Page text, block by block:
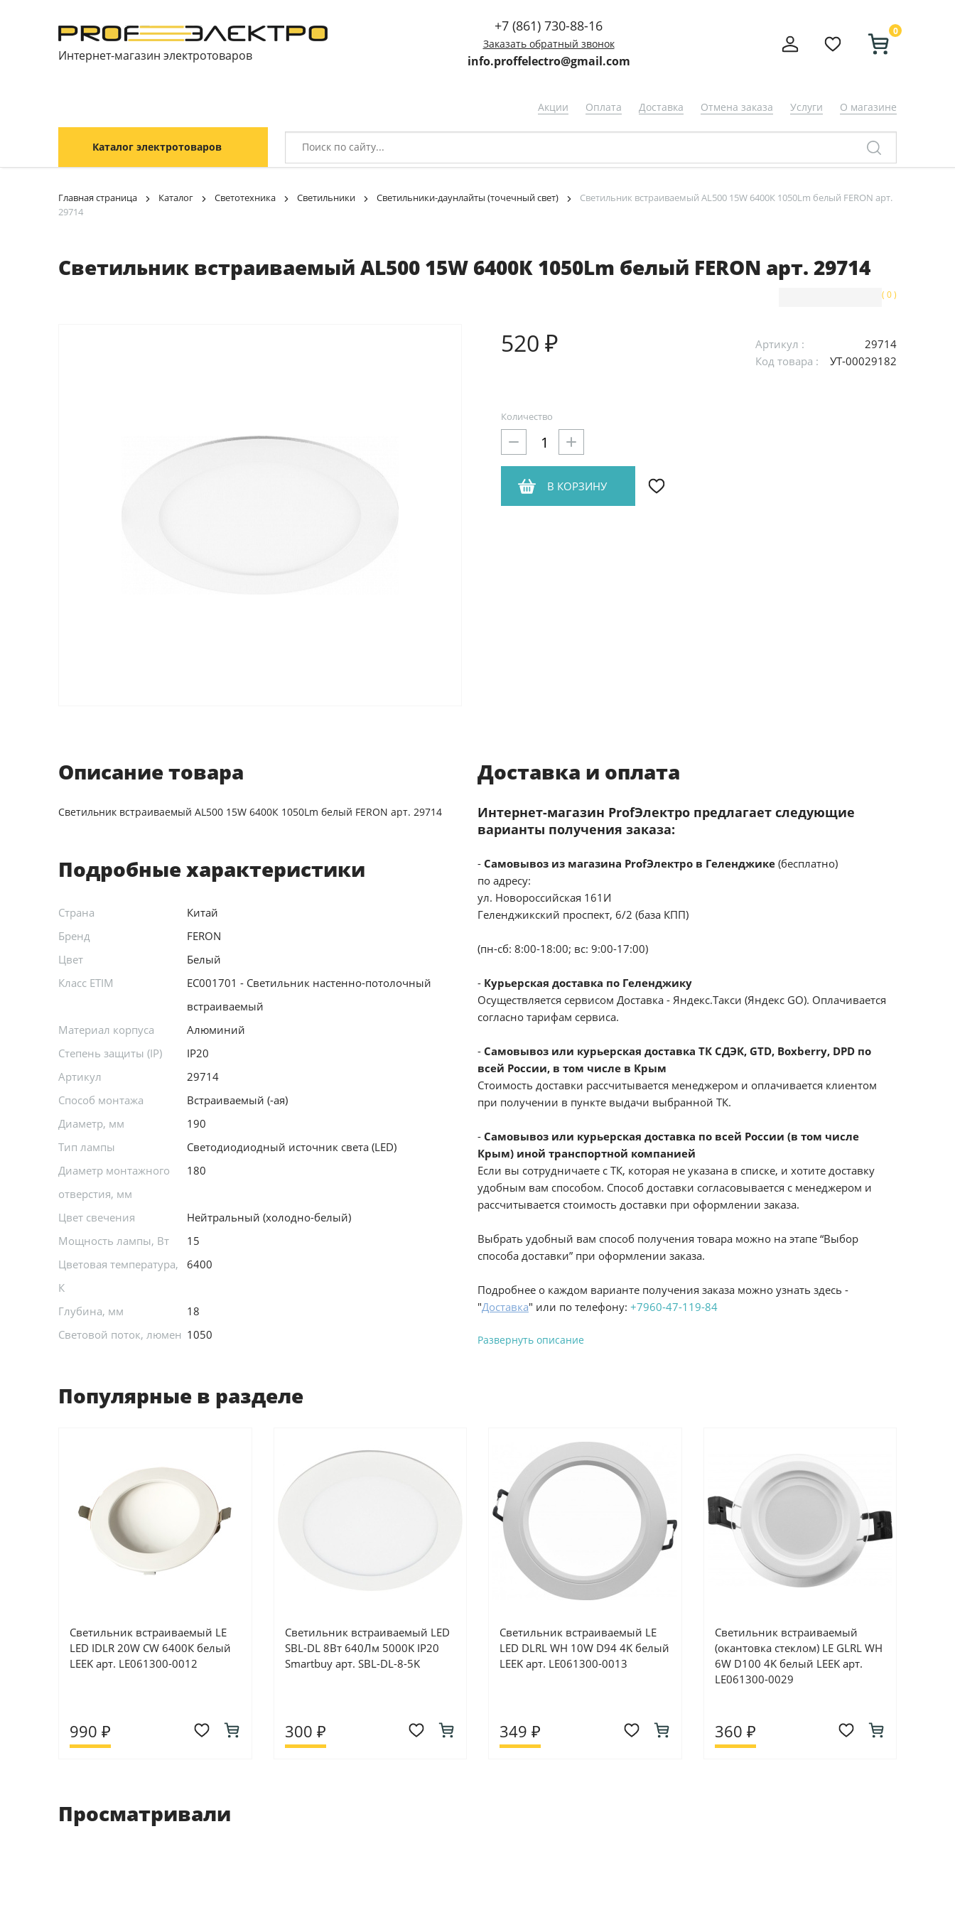
Интернет-магазин электротоваров
+7 (861) 730-88-16
Заказать обратный звонок
info.proffelectro@gmail.com
0
Акции Оплата Доставка Отмена заказа Услуги О магазине
Каталог электротоваров
Главная страница Каталог Светотехника Светильники Светильники-даунлайты (точечный свет)
Светильник встраиваемый AL500 15W 6400К 1050Lm белый FERON арт.
29714
Светильник встраиваемый AL500 15W 6400К 1050Lm белый FERON арт. 29714
( 0 )
520 ₽ Артикул :
29714
Код товара :
УТ-00029182
Количество
В КОРЗИНУ
Описание товара
Светильник встраиваемый AL500 15W 6400К 1050Lm белый FERON арт. 29714
Подробные характеристики
Страна
Китай
Бренд
FERON
Цвет
Белый
Класс ETIM
EC001701 - Светильник настенно-потолочный
встраиваемый
Материал корпуса
Алюминий
Степень защиты (IP)
IP20
Артикул
29714
Способ монтажа
Встраиваемый (-ая)
Диаметр, мм
190
Тип лампы
Светодиодиодный источник света (LED)
Диаметр монтажного
отверстия, мм
180
Цвет свечения
Нейтральный (холодно-белый)
Мощность лампы, Вт
15
Цветовая температура,
К
6400
Глубина, мм
18
Световой поток, люмен 1050
Доставка и оплата
Интернет-магазин ProfЭлектро предлагает следующие
варианты получения заказа:
- Самовывоз из магазина ProfЭлектро в Геленджике (бесплатно)
по адресу:
ул. Новороссийская 161И
Геленджикский проспект, 6/2 (база КПП)
(пн-сб: 8:00-18:00; вс: 9:00-17:00)
- Курьерская доставка по Геленджику
Осуществляется сервисом Доставка - Яндекс.Такси (Яндекс GO). Оплачивается
согласно тарифам сервиса.
- Самовывоз или курьерская доставка ТК СДЭК, GTD, Boxberry, DPD по
всей России, в том числе в Крым
Стоимость доставки рассчитывается менеджером и оплачивается клиентом
при получении в пункте выдачи выбранной ТК.
- Самовывоз или курьерская доставка по всей России (в том числе
Крым) иной транспортной компанией
Если вы сотрудничаете с ТК, которая не указана в списке, и хотите доставку
удобным вам способом. Способ доставки согласовывается с менеджером и
рассчитывается стоимость доставки при оформлении заказа.
Выбрать удобный вам способ получения товара можно на этапе “Выбор
способа доставки” при оформлении заказа.
Подробнее о каждом варианте получения заказа можно узнать здесь -
"Доставка" или по телефону: +7960-47-119-84
Банковской картой или наличными при получении в магазинах
ProffЭлектро по адресу Геленджикский проспект, 6/2 (база КПП)или по
адресу ул. Новороссийская 161И.
Для юридических лиц: переводом на расчетный счет при онлайн
оплате заказа на сайте.
Подробнее о способах оплаты можно узнать здесь - "Оплата"
Развернуть описание
Популярные в разделе
Светильник встраиваемый LE
LED IDLR 20W CW 6400К белый
LEEK арт. LE061300-0012
990 ₽
Светильник встраиваемый LED
SBL-DL 8Вт 640Лм 5000K IP20
Smartbuy арт. SBL-DL-8-5K
300 ₽
Светильник встраиваемый LE
LED DLRL WH 10W D94 4K белый
LEEK арт. LE061300-0013
349 ₽
Светильник встраиваемый
(окантовка стеклом) LE GLRL WH
6W D100 4K белый LEEK арт.
LE061300-0029
360 ₽
Просматривали